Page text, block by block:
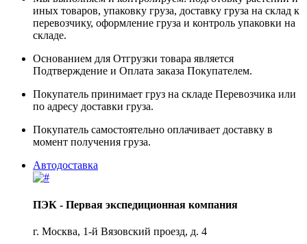
иных товаров, упаковку груза, доставку груза на склад к
перевозчику, оформление груза и контроль упаковки на
складе.
Основанием для Отгрузки товара является
Подтверждение и Оплата заказа Покупателем.
Покупатель принимает груз на складе Перевозчика или
по адресу доставки груза.
Покупатель самостоятельно оплачивает доставку в
момент получения груза.
Автодоставка
ПЭК - Первая экспедиционная компания
г. Москва, 1-й Вязовский проезд, д. 4